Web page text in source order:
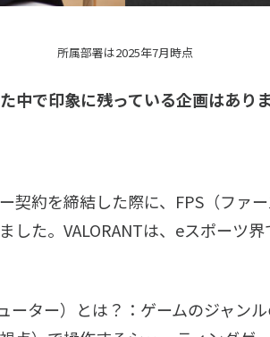
所属部署は2025年7月時点
で印象に残っている企画はありま
契約を締結した際に、FPS（ファ
した。VALORANTは、eスポーツ
ター）とは？：ゲームのジャン